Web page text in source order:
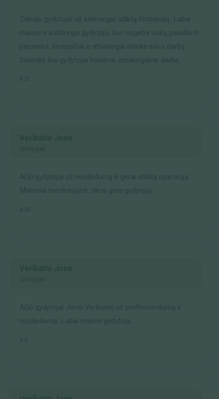
Dėkoju gydytojai už sėkmingai atliktą litotripsiją. Labai
maloni ir kultūringa gydytoja, kuri sugeba viską paaiškinti
pacientui, kruopščiai ir atsakingai atlieka savo darbą.
Sėkmės šiai gydytojai tokiame atsakingame darbe.
R.D.
Ačiū gydytojai už nuoširdumą ir gerai atliktą operaciją.
Maloniai bendraujanti, tikrai gera gydytoja.
A.M.
Ačiū gydytojai Jonei Verikaitei už profesionalumą ir
nuoširdumą. Labai maloni gydytoja.
V.R.